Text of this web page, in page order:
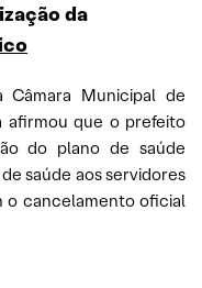
da
Municipal de
afirmou que o prefeito
do plano de saúde
saúde aos servidores
o cancelamento oficial